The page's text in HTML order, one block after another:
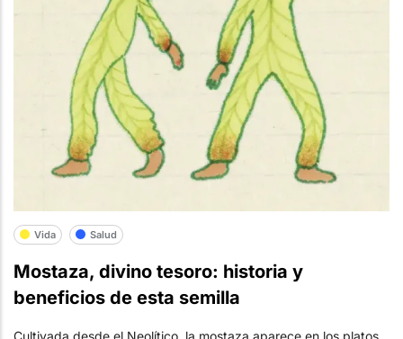
Vida Salud
Mostaza, divino tesoro: historia y
beneficios de esta semilla